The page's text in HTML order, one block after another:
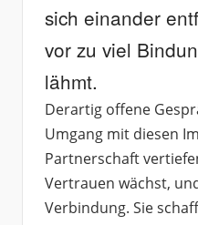
sich einander
vor zu viel
lähmt.
Derartig offene
Umgang mit diesen
Partnerschaft
Vertrauen wächst,
Verbindung. Sie